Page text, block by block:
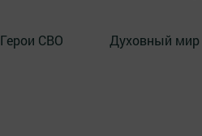
Герои СВО Духовный мир